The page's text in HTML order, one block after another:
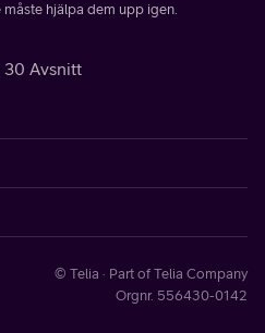
hjälpa dem upp igen.
30 Avsnitt
© Telia · Part of Telia Company
Orgnr. 556430-0142